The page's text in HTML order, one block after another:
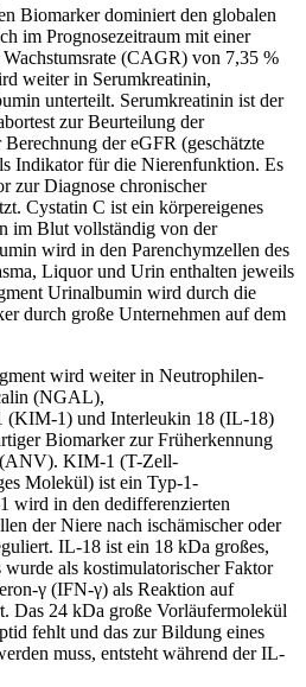
Biomarker dominiert den globalen
im Prognosezeitraum mit einer
(CAGR) von 7,35 %
weiter in Serumkreatinin,
unterteilt. Serumkreatinin ist der
zur Beurteilung der
der eGFR (geschätzte
Indikator für die Nierenfunktion. Es
zur Diagnose chronischer
Cystatin C ist ein körpereigenes
im Blut vollständig von der
wird in den Parenchymzellen des
Liquor und Urin enthalten jeweils
Urinalbumin wird durch die
durch große Unternehmen auf dem
wird weiter in Neutrophilen-
(NGAL),
(KIM-1) und Interleukin 18 (IL-18)
Biomarker zur Früherkennung
(ANV). KIM-1 (T-Zell-
Molekül) ist ein Typ-1-
wird in den dedifferenzierten
der Niere nach ischämischer oder
IL-18 ist ein 18 kDa großes,
wurde als kostimulatorischer Faktor
γ (IFN-γ) als Reaktion auf
Das 24 kDa große Vorläufermolekül
fehlt und das zur Bildung eines
muss, entsteht während der IL-